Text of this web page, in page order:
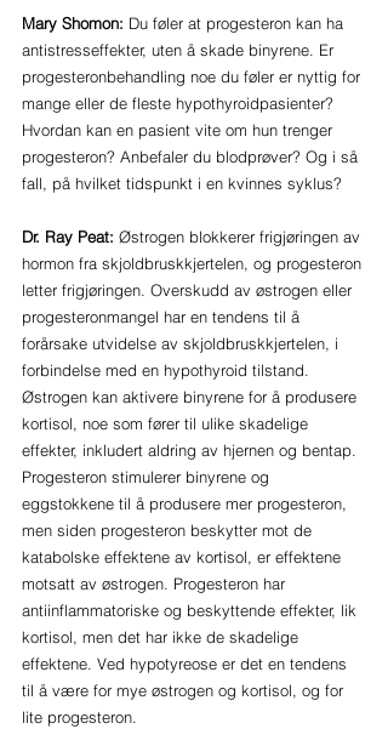
Mary Shomon: Du føler at progesteron kan ha
antistresseffekter, uten å skade binyrene. Er
progesteronbehandling noe du føler er nyttig for
mange eller de fleste hypothyroidpasienter?
Hvordan kan en pasient vite om hun trenger
progesteron? Anbefaler du blodprøver? Og i så
fall, på hvilket tidspunkt i en kvinnes syklus?
Dr. Ray Peat: Østrogen blokkerer frigjøringen av
hormon fra skjoldbruskkjertelen, og progesteron
letter frigjøringen. Overskudd av østrogen eller
progesteronmangel har en tendens til å
forårsake utvidelse av skjoldbruskkjertelen, i
forbindelse med en hypothyroid tilstand.
Østrogen kan aktivere binyrene for å produsere
kortisol, noe som fører til ulike skadelige
effekter, inkludert aldring av hjernen og bentap.
Progesteron stimulerer binyrene og
eggstokkene til å produsere mer progesteron,
men siden progesteron beskytter mot de
katabolske effektene av kortisol, er effektene
motsatt av østrogen. Progesteron har
antiinflammatoriske og beskyttende effekter, lik
kortisol, men det har ikke de skadelige
effektene. Ved hypotyreose er det en tendens
til å være for mye østrogen og kortisol, og for
lite progesteron.